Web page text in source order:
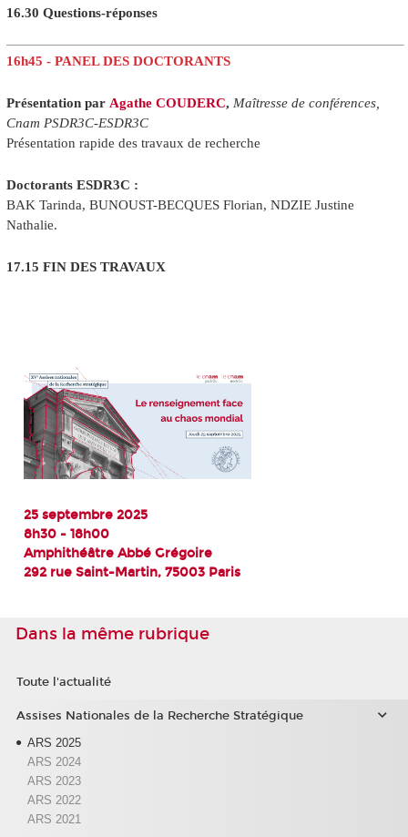
16.30 Questions-réponses
16h45 - PANEL DES DOCTORANTS
Présentation par Agathe COUDERC, Maîtresse de conférences,
Cnam PSDR3C-ESDR3C
Présentation rapide des travaux de recherche
Doctorants ESDR3C :
BAK Tarinda, BUNOUST-BECQUES Florian, NDZIE Justine
Nathalie.
17.15 FIN DES TRAVAUX
25 septembre 2025
8h30 - 18h00
Amphithéâtre Abbé Grégoire
292 rue Saint-Martin, 75003 Paris
Dans la même rubrique
Toute l'actualité
Assises Nationales de la Recherche Stratégique
ARS 2025
ARS 2024
ARS 2023
ARS 2022
ARS 2021